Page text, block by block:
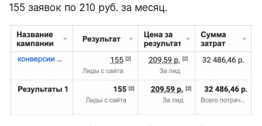
155 заявок по 210 руб. за месяц.